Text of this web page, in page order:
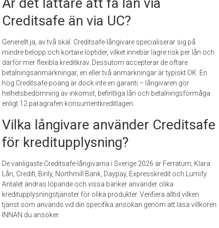
Är det lättare att få lån via
Creditsafe än via UC?
Generellt ja, av två skäl. Creditsafe-långivare specialiserar sig på
mindre belopp och kortare löptider, vilket innebär lägre risk per lån och
därför mer flexibla kreditkrav. Dessutom accepterar de oftare
betalningsanmärkningar, en eller två anmärkningar är typiskt OK. En
hög Creditsafe-poäng är dock inte en garanti – långivaren gör
helhetsbedömning av inkomst, befintliga lån och betalningsförmåga
enligt 12 paragrafen konsumentkreditlagen.
Vilka långivare använder Creditsafe
för kreditupplysning?
De vanligaste Creditsafe-långivarna i Sverige 2026 är Ferratum, Klara
Lån, Credifi, Binly, Northmill Bank, Daypay, Expresskredit och Lumify.
Antalet ändras löpande och vissa banker använder olika
kreditupplysningstjänster för olika produkter. Verifiera alltid vilken
tjänst som används vid din specifika ansökan genom att läsa villkoren
INNAN du ansöker.